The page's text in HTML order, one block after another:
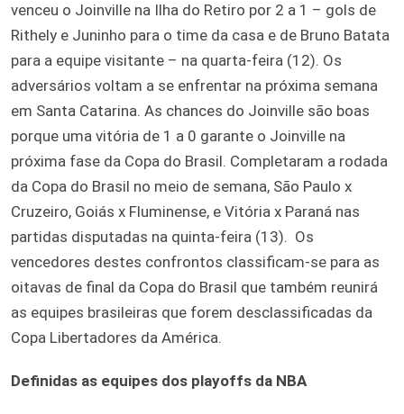
venceu o Joinville na Ilha do Retiro por 2 a 1 – gols de
Rithely e Juninho para o time da casa e de Bruno Batata
para a equipe visitante – na quarta-feira (12). Os
adversários voltam a se enfrentar na próxima semana
em Santa Catarina. As chances do Joinville são boas
porque uma vitória de 1 a 0 garante o Joinville na
próxima fase da Copa do Brasil. Completaram a rodada
da Copa do Brasil no meio de semana, São Paulo x
Cruzeiro, Goiás x Fluminense, e Vitória x Paraná nas
partidas disputadas na quinta-feira (13). Os
vencedores destes confrontos classificam-se para as
oitavas de final da Copa do Brasil que também reunirá
as equipes brasileiras que forem desclassificadas da
Copa Libertadores da América.
Definidas as equipes dos playoffs da NBA